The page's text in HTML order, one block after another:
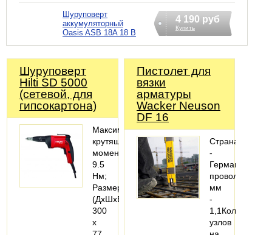
Шуруповерт
аккумуляторный
Oasis ASB 18A 18 В
4 190 руб
Купить
Шуруповерт
Hilti SD 5000
(сетевой, для
гипсокартона)
Максимальный
крутящий
момент
9.5
Нм;
Размеры
(ДxШxВ)
300
x
Пистолет для
вязки
арматуры
Wacker Neuson
DF 16
Страна
-
проволоки,
мм
-
1,1Количество
узлов